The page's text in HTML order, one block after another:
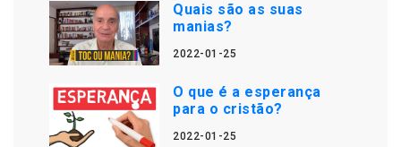
Quais são as suas
manias?
2022-01-25
O que é a esperança
para o cristão?
2022-01-25